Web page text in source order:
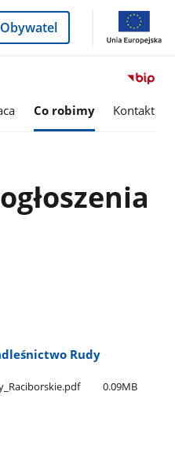
Co robimy Kontakt
Rudy
0.09MB